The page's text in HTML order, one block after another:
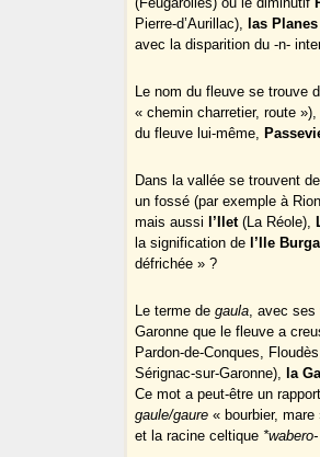
Pierre-d’Aurillac), las Planes
avec la disparition du -n-
Le nom du fleuve se trouve
« chemin charretier, route
du fleuve lui-même,
Dans la vallée se trouvent
un fossé (par exemple à
mais aussi l’Ilet(La Réole),
la signification de l’Ile
défrichée » ?
Le terme degaula, avec
Garonne que le fleuve a
Pardon-de-Conques,
Sérignac-sur-Garonne), la
Ce mot a peut-être un
gaule/gaure« bourbier,
et la racine celtique *wabero-